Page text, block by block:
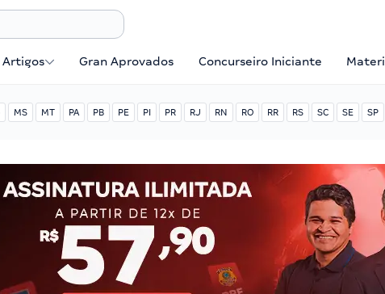
Artigos Gran Aprovados Concurseiro Iniciante
MS MT PA PB PE PI PR RJ RN RO RR RS SC SE SP